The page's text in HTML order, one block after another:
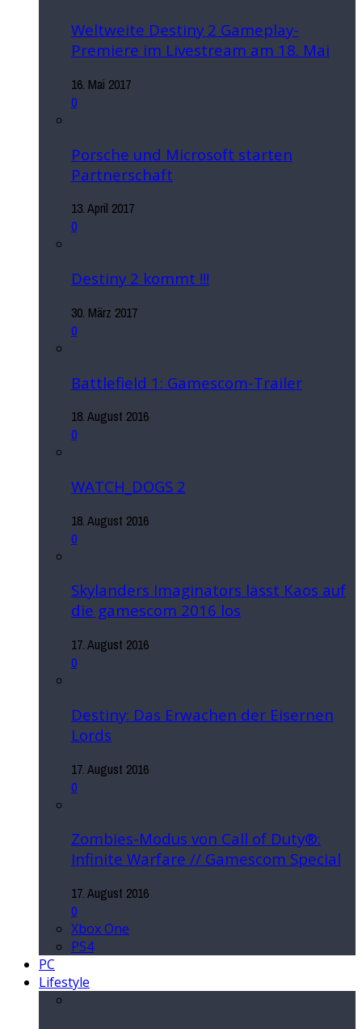
Weltweite Destiny 2 Gameplay-
Premiere im Livestream am 18. Mai
16. Mai 2017
0
Porsche und Microsoft starten
Partnerschaft
13. April 2017
0
Destiny 2 kommt !!!
30. März 2017
0
Battlefield 1: Gamescom-Trailer
18. August 2016
0
WATCH_DOGS 2
18. August 2016
0
Skylanders Imaginators lässt Kaos auf
die gamescom 2016 los
17. August 2016
0
Destiny: Das Erwachen der Eisernen
Lords
17. August 2016
0
Zombies-Modus von Call of Duty®:
Infinite Warfare // Gamescom Special
17. August 2016
0
Xbox One
PS4
PC
Lifestyle